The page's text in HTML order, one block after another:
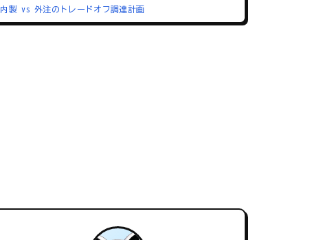
内製 vs 外注のトレードオフ調達計画